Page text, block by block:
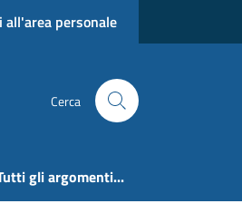
all'area personale
Cerca
gli argomenti...